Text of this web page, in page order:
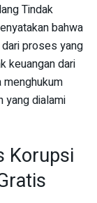
Tindak
bahwa
proses yang
keuangan dari
menghukum
yang dialami
Korupsi